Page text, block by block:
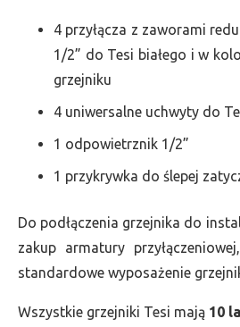
4 przyłącza z zaworami
1/2” do Tesi białego i w
grzejniku
4 uniwersalne uchwyty do
1 odpowietrznik 1/2”
1 przykrywka do ślepej
Do podłączenia grzejnika do
zakup armatury
standardowe wyposażenie
Wszystkie grzejniki Tesi mają 10